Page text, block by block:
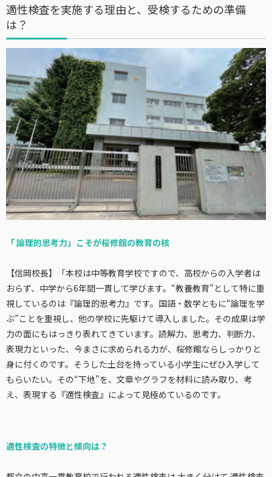
適性検査を実施する理由と、受検するための準備
は？
「 論理的思考力」こそが桜修館の教育の核
【信岡校長】「本校は中等教育学校ですので、高校からの入学者は
おらず、中学から6年間一貫して学びます。“教養教育”として特に重
視しているのは『論理的思考力』です。国語・数学ともに“論理を学
ぶ”ことを重視し、他の学校に先駆けて導入しました。その成果は学
力の面にもはっきり表れてきています。読解力、思考力、判断力、
表現力といった、今まさに求められる力が、桜修館ならしっかりと
身に付くのです。そうした土台を持っている小学生にぜひ入学して
もらいたい。その“下地”を、文章やグラフを材料に読み取り、考
え、表現する『適性検査』によって見極めているのです。
適性検査の特徴と傾向は？